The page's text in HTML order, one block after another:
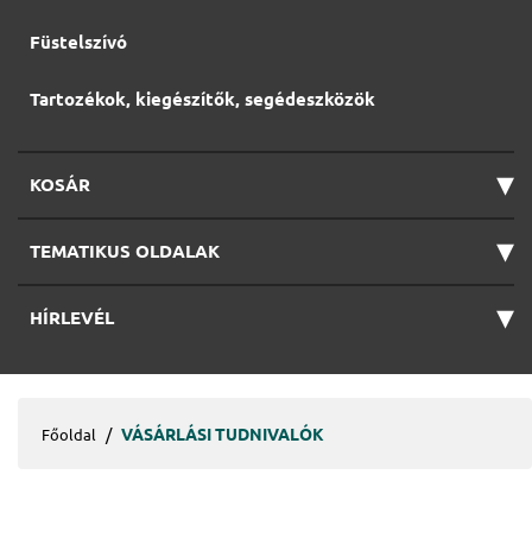
Füstelszívó
Tartozékok, kiegészítők, segédeszközök
KOSÁR ▾
TEMATIKUS OLDALAK ▾
HÍRLEVÉL ▾
Főoldal VÁSÁRLÁSI TUDNIVALÓK